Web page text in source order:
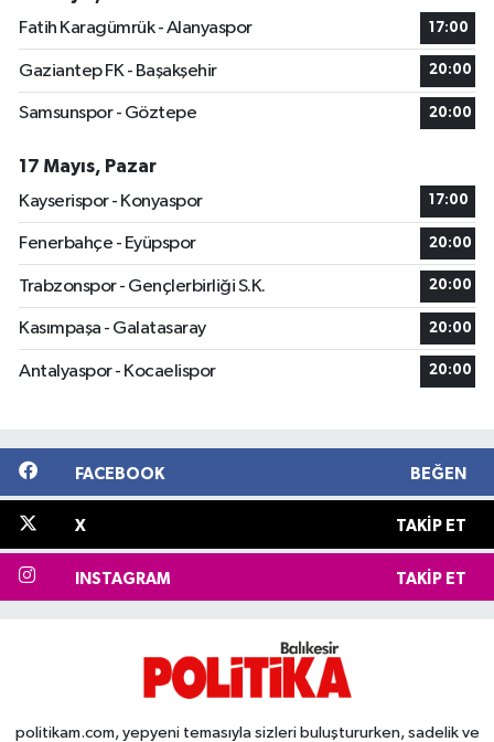
Fatih Karagümrük - Alanyaspor
17:00
Gaziantep FK - Başakşehir 20:00
Samsunspor - Göztepe 20:00
17 Mayıs, Pazar
Kayserispor - Konyaspor
17:00
Fenerbahçe - Eyüpspor 20:00
Trabzonspor - Gençlerbirliği S.K. 20:00
Kasımpaşa - Galatasaray 20:00
Antalyaspor - Kocaelispor 20:00
FACEBOOK BEĞEN
X TAKIP ET
INSTAGRAM TAKIP ET
politikam.com, yepyeni temasıyla sizleri buluştururken, sadelik ve